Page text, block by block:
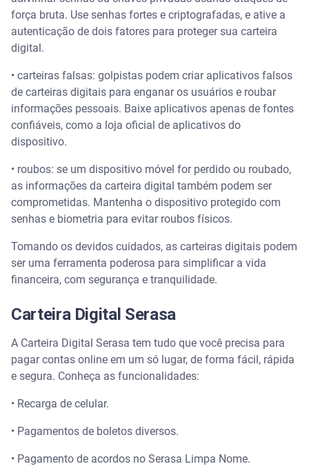
força bruta. Use senhas fortes e criptografadas, e ative a
autenticação de dois fatores para proteger sua carteira
digital.
• carteiras falsas: golpistas podem criar aplicativos falsos
de carteiras digitais para enganar os usuários e roubar
informações pessoais. Baixe aplicativos apenas de fontes
confiáveis, como a loja oficial de aplicativos do
dispositivo.
• roubos: se um dispositivo móvel for perdido ou roubado,
as informações da carteira digital também podem ser
comprometidas. Mantenha o dispositivo protegido com
senhas e biometria para evitar roubos físicos.
Tomando os devidos cuidados, as carteiras digitais podem
ser uma ferramenta poderosa para simplificar a vida
financeira, com segurança e tranquilidade.
Carteira Digital Serasa
A Carteira Digital Serasa tem tudo que você precisa para
pagar contas online em um só lugar, de forma fácil, rápida
e segura. Conheça as funcionalidades:
• Recarga de celular.
• Pagamentos de boletos diversos.
• Pagamento de acordos no Serasa Limpa Nome.